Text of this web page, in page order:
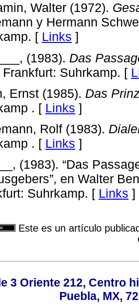
Walter (1972).
y Hermann
[ Links ]
(1983). Das
Frankfurt: Suhrkamp. [
Ernst (1985). Das
. [ Links ]
Rolf (1983).
. [ Links ]
(1983). “Das
en Walter
Suhrkamp. [ Links ]
Este es un artículo
3 Oriente 212, Centro
Puebla, MX,